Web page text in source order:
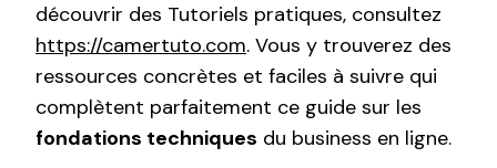
découvrir des Tutoriels pratiques, consultez
https://camertuto.com. Vous y trouverez des
ressources concrètes et faciles à suivre qui
complètent parfaitement ce guide sur les
fondations techniques du business en ligne.